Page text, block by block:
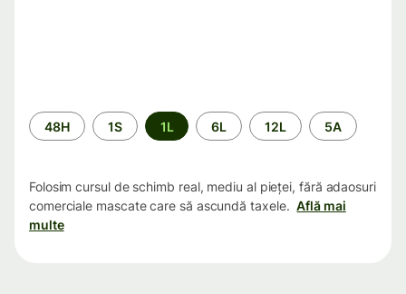
Perioada
48H 1S 1L 6L 12L 5A
Folosim cursul de schimb real, mediu al pieței, fără adaosuri
comerciale mascate care să ascundă taxele. Află mai
multe